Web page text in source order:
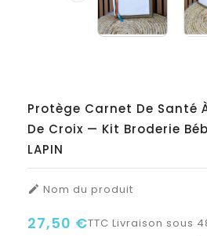
Protège Carnet De Santé
De Croix — Kit Broderie
LAPIN
 Nom du produit
27,50 €TTC Livraison sous